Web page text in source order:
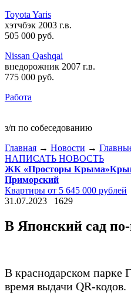
Toyota Yaris
хэтчбэк 2003 г.в.
505 000 руб.
Nissan Qashqai
внедорожник 2007 г.в.
775 000 руб.
Работа
з/п по собеседованию
Главная → Новости →
НАПИСАТЬ НОВОСТЬ
ЖК «Просторы Крыма»
Приморский
Квартиры от 5 645 000 рублей
31.07.2023
1629
В Японский сад
В краснодарском парке
время выдачи QR-кодов.